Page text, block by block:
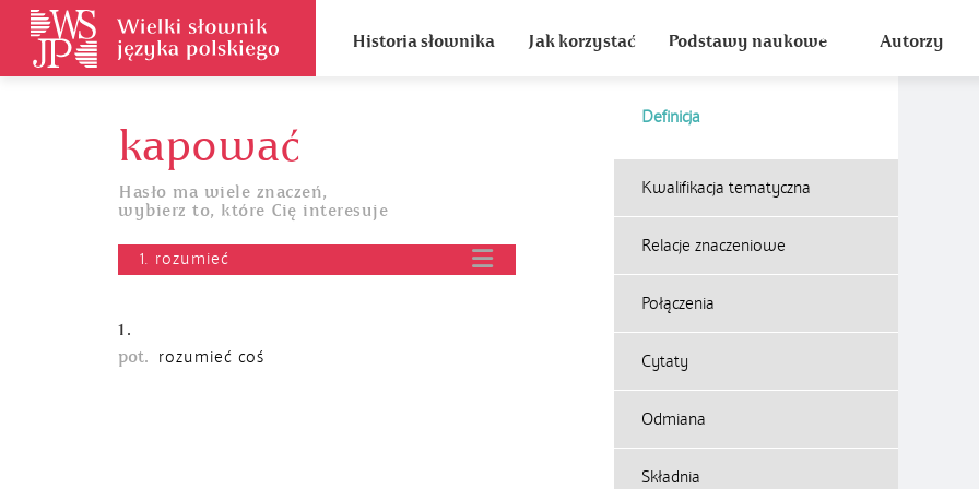
Historia słownika Jak korzystać Podstawy naukowe Autorzy
kapować
Hasło ma wiele znaczeń,
wybierz to, które Cię interesuje
1. rozumieć
Definicja
1.
pot.
rozumieć coś
Kwalifikacja tematyczna
Relacje znaczeniowe
Połączenia
Cytaty
Odmiana
Składnia